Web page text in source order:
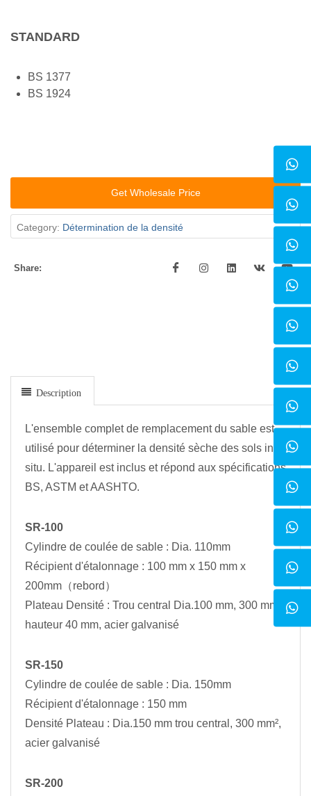
STANDARD
BS 1377
BS 1924
Get Wholesale Price
Category: Détermination de la densité
Share:
Description
L'ensemble complet de remplacement du sable est
utilisé pour déterminer la densité sèche des sols in
situ. L'appareil est inclus et répond aux spécifications
BS, ASTM et AASHTO.
SR-100
Cylindre de coulée de sable : Dia. 110mm
Récipient d'étalonnage : 100 mm x 150 mm x
200mm（rebord）
Plateau Densité : Trou central Dia.100 mm, 300 mm²,
hauteur 40 mm, acier galvanisé
SR-150
Cylindre de coulée de sable : Dia. 150mm
Récipient d'étalonnage : 150 mm
Densité Plateau : Dia.150 mm trou central, 300 mm²,
acier galvanisé
SR-200